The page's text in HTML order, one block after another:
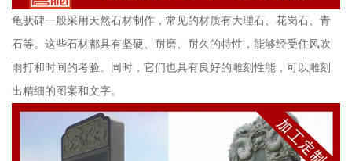
龟驮碑一般采用天然石材制作，常见的材质有大理石、花岗石、青
石等。这些石材都具有坚硬、耐磨、耐久的特性，能够经受住风吹
雨打和时间的考验。同时，它们也具有良好的雕刻性能，可以雕刻
出精细的图案和文字。